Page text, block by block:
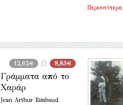
Περισσότερα
12,62€
8,83€
Γράμματα από το
Χαράρ
Jean Arthur Rimbaud